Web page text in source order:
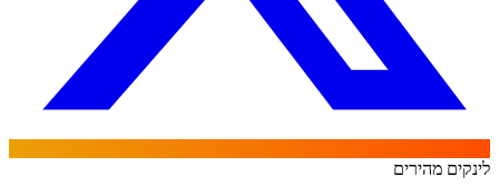
לינקים מהירים